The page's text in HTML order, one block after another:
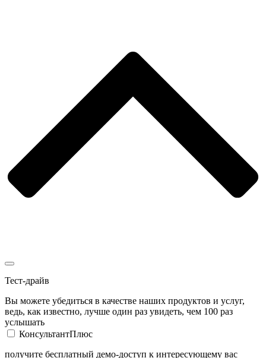
Тест-драйв
Вы можете убедиться в качестве наших продуктов и услуг,
ведь, как известно, лучше один раз увидеть, чем 100 раз
услышать
КонсультантПлюс
получите бесплатный демо-доступ к интересующему вас